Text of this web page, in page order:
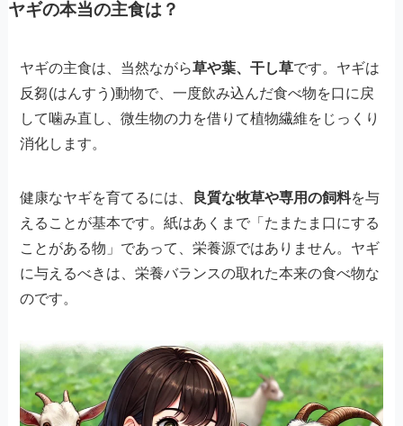
ヤギの本当の主食は？
ヤギの主食は、当然ながら草や葉、干し草です。ヤギは
反芻(はんすう)動物で、一度飲み込んだ食べ物を口に戻
して噛み直し、微生物の力を借りて植物繊維をじっくり
消化します。
健康なヤギを育てるには、 良質な牧草や専用の飼料を与
えることが基本です。紙はあくまで「たまたま口にする
ことがある物」であって、栄養源ではありません。ヤギ
に与えるべきは、栄養バランスの取れた本来の食べ物な
のです。